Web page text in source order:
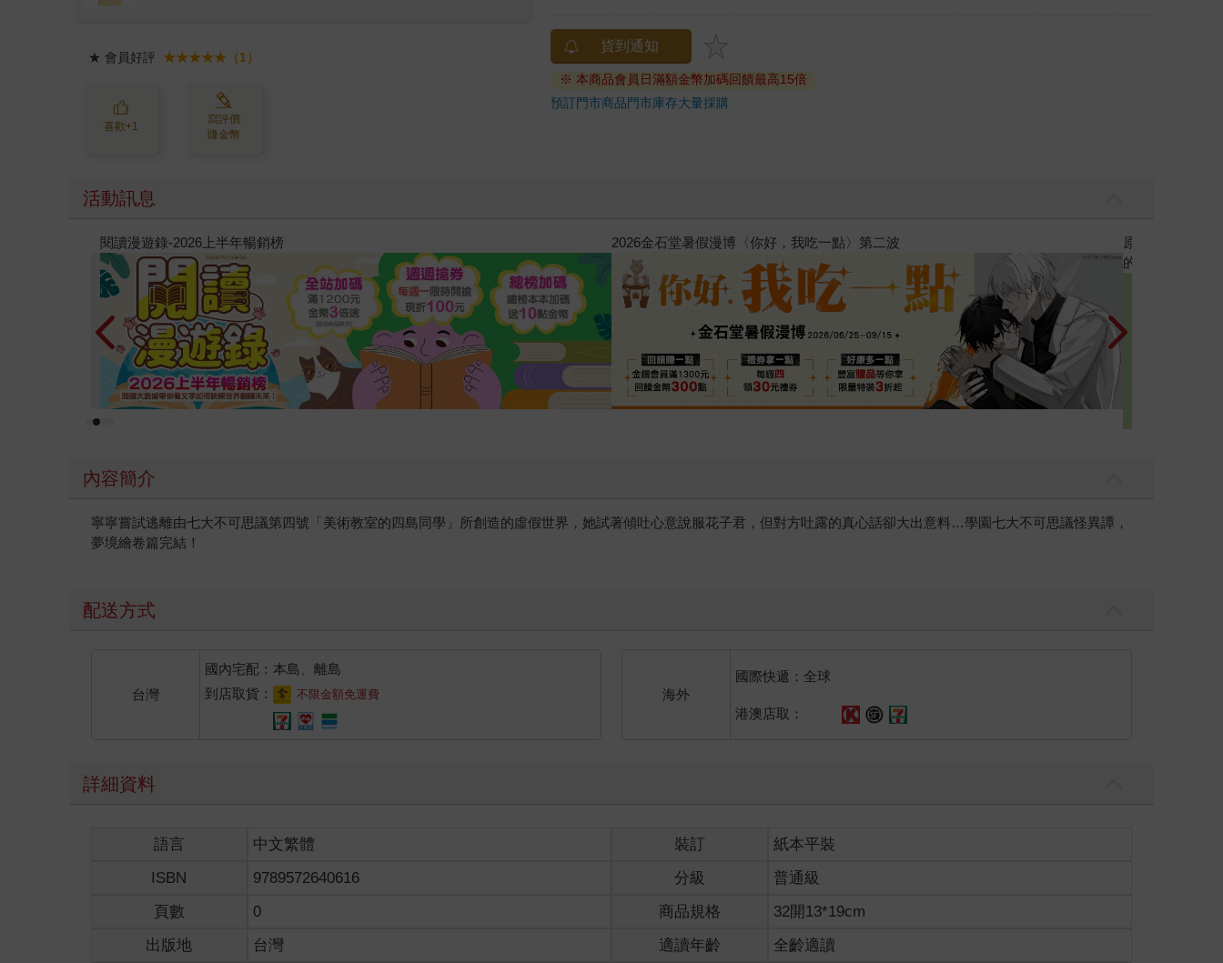
★ 會員好評 ★★★★★（1）
喜歡+1
寫評價
賺金幣
貨到通知
※ 本商品會員日滿額金幣加碼回饋最高15倍
預訂門市商品門市庫存大量採購
活動訊息
原本只是跟全校第一美少女商量彼此摯友的戀愛煩惱，不知不覺間她竟成為我最親近
的存在（１）
攻殼機動隊 (1995) 4K數位修復版 黃色書刊回來
內容簡介
寧寧嘗試逃離由七大不可思議第四號「美術教室的四島同學」所創造的虛假世界，她試著傾吐心意說服花子君，但對方吐露的真心話卻大出意料…學園七大不可思議怪異譚，
夢境繪卷篇完結！
配送方式
台灣
國內宅配：本島、離島
到店取貨：
不限金額免運費 海外
國際快遞：全球
港澳店取：
詳細資料
語言 中文繁體 裝訂
紙本平裝
ISBN
9789572640616 分級
普通級
頁數
0 商品規格
32開13*19cm
出版地
台灣 適讀年齡
全齡適讀